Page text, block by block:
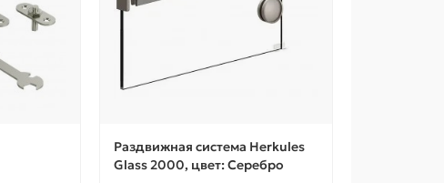
Раздвижная система Herkules
Glass 2000, цвет: Серебро